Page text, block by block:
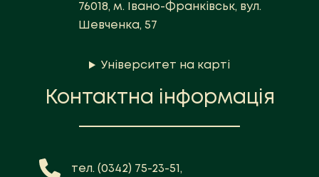
76018, м. Івано-Франківськ, вул.
Шевченка, 57
Університет на карті
Контактна інформація
тел. (0342) 75-23-51,